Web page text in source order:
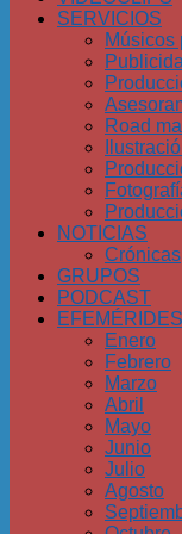
SERVICIOS
Músicos
Road
NOTICIAS
Crónicas
GRUPOS
PODCAST
EFEMÉRIDES
Enero
Febrero
Marzo
Abril
Mayo
Junio
Julio
Agosto